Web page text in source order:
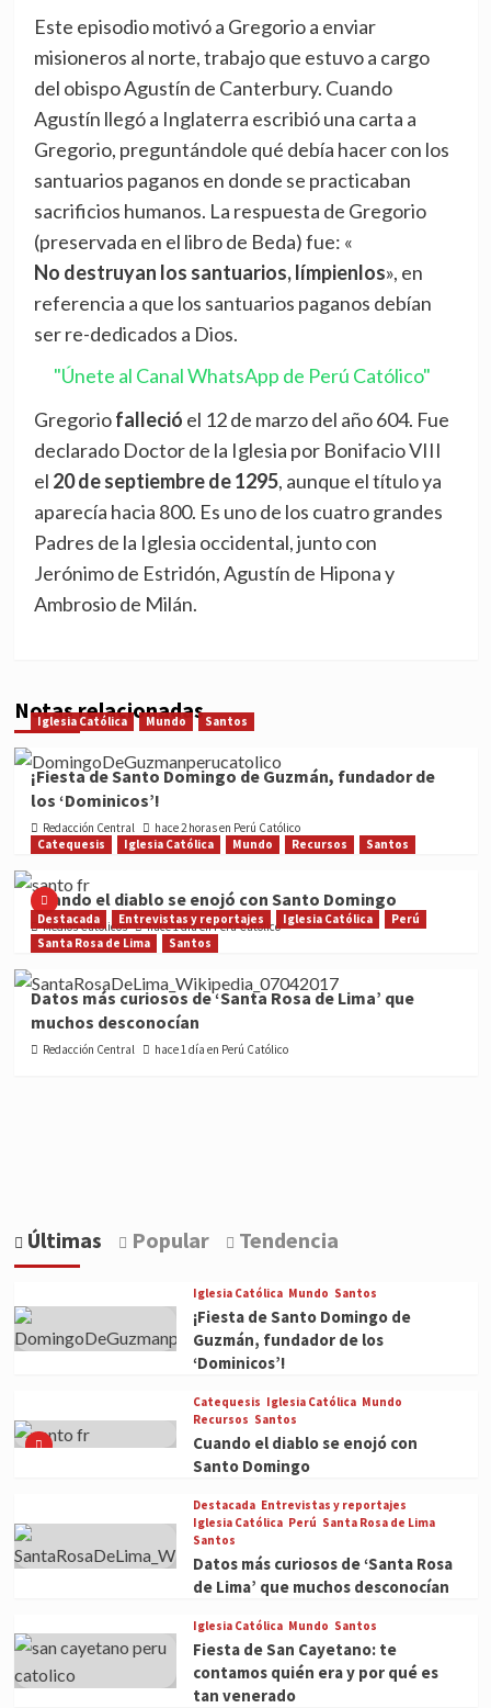
Este episodio motivó a Gregorio a enviar
misioneros al norte, trabajo que estuvo a cargo
del obispo Agustín de Canterbury. Cuando
Agustín llegó a Inglaterra escribió una carta a
Gregorio, preguntándole qué debía hacer con los
santuarios paganos en donde se practicaban
sacrificios humanos. La respuesta de Gregorio
(preservada en el libro de Beda) fue: «
No destruyan los santuarios, límpienlos», en
referencia a que los santuarios paganos debían
ser re-dedicados a Dios.
"Únete al Canal WhatsApp de Perú Católico"
Gregoriofalleció el 12 de marzo del año 604. Fue
declarado Doctor de la Iglesia por Bonifacio VIII
el 20 de septiembre de 1295, aunque el título ya
aparecía hacia 800. Es uno de los cuatro grandes
Padres de la Iglesia occidental, junto con
Jerónimo de Estridón, Agustín de Hipona y
Ambrosio de Milán.
Notas relacionadas
Iglesia Católica Mundo Santos
¡Fiesta de Santo Domingo de Guzmán, fundador de
los ‘Dominicos’!
Redacción Central
hace 2 horas en Perú Católico
Catequesis
Iglesia Católica Mundo Recursos Santos
Cuando el diablo se enojó con Santo Domingo
Medios Católicos hace 1 día en Perú Católico
Destacada Entrevistas y reportajes Iglesia Católica
Perú
Santa Rosa de Lima
Santos
Datos más curiosos de ‘Santa Rosa de Lima’ que
muchos desconocían
Redacción Central hace 1 día en Perú Católico
Últimas Popular Tendencia
Iglesia Católica Mundo Santos
¡Fiesta de Santo Domingo de
Guzmán, fundador de los
‘Dominicos’!
Catequesis Iglesia Católica Mundo
Recursos Santos
Cuando el diablo se enojó con
Santo Domingo
Destacada Entrevistas y reportajes
Iglesia Católica Perú Santa Rosa de Lima
Santos
Datos más curiosos de ‘Santa Rosa
de Lima’ que muchos desconocían
Iglesia Católica Mundo Santos
Fiesta de San Cayetano: te
contamos quién era y por qué es
tan venerado